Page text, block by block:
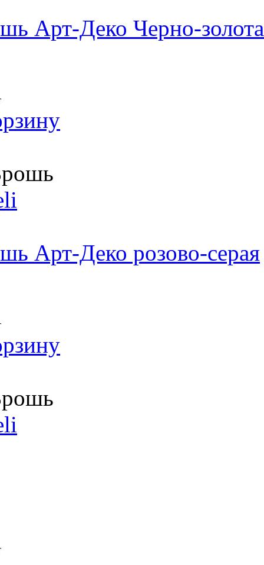
Арт-Деко Черно-
Арт-Деко розово-серая